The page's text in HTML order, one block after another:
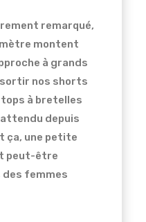
remarqué,
montent
à grands
nos shorts
à bretelles
depuis
ça, une petite
peut-être
des femmes